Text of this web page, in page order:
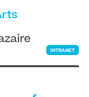
INTRANET